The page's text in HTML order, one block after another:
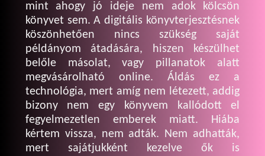
mint ahogy jó ideje nem adok kölcsön
könyvet sem. A digitális könyvterjesztésnek
köszönhetően nincs szükség saját
példányom átadására, hiszen készülhet
belőle másolat, vagy pillanatok alatt
megvásárolható online. Áldás ez a
technológia, mert amíg nem létezett, addig
bizony nem egy könyvem kallódott el
fegyelmezetlen emberek miatt. Hiába
kértem vissza, nem adták. Nem adhatták,
mert sajátjukként kezelve ők is